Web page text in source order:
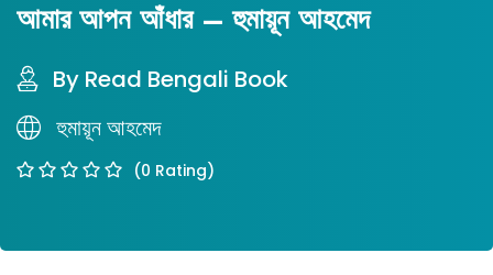
আমার আপন আঁধার – হুমায়ূন আহমেদ
By Read Bengali Book
হুমায়ূন আহমেদ
(0 Rating)
Remember me